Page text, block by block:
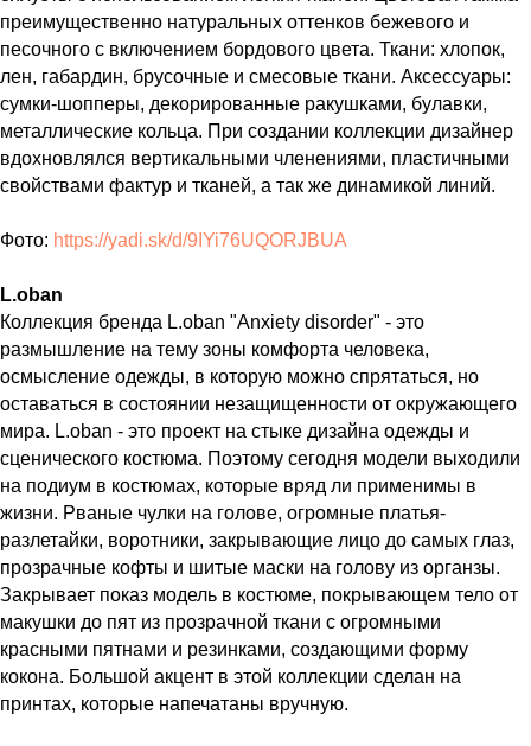
преимущественно натуральных оттенков бежевого и
песочного с включением бордового цвета. Ткани: хлопок,
лен, габардин, брусочные и смесовые ткани. Аксессуары:
сумки-шопперы, декорированные ракушками, булавки,
металлические кольца. При создании коллекции дизайнер
вдохновлялся вертикальными членениями, пластичными
свойствами фактур и тканей, а так же динамикой линий.
Фото: https://yadi.sk/d/9IYi76UQORJBUA
L.oban
Коллекция бренда L.oban "Anxiety disorder" - это
размышление на тему зоны комфорта человека,
осмысление одежды, в которую можно спрятаться, но
оставаться в состоянии незащищенности от окружающего
мира. L.oban - это проект на стыке дизайна одежды и
сценического костюма. Поэтому сегодня модели выходили
на подиум в костюмах, которые вряд ли применимы в
жизни. Рваные чулки на голове, огромные платья-
разлетайки, воротники, закрывающие лицо до самых глаз,
прозрачные кофты и шитые маски на голову из органзы.
Закрывает показ модель в костюме, покрывающем тело от
макушки до пят из прозрачной ткани с огромными
красными пятнами и резинками, создающими форму
кокона. Большой акцент в этой коллекции сделан на
принтах, которые напечатаны вручную.